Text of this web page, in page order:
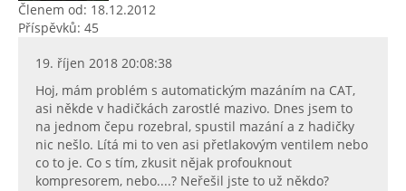
Členem od: 18.12.2012
Příspěvků: 45
19. říjen 2018 20:08:38
Hoj, mám problém s automatickým mazáním na CAT,
asi někde v hadičkách zarostlé mazivo. Dnes jsem to
na jednom čepu rozebral, spustil mazání a z hadičky
nic nešlo. Lítá mi to ven asi přetlakovým ventilem nebo
co to je. Co s tím, zkusit nějak profouknout
kompresorem, nebo....? Neřešil jste to už někdo?